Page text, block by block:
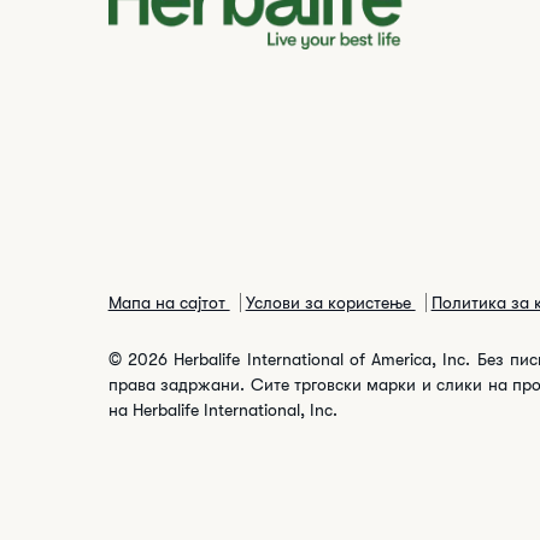
Мапа на сајтот Услови за користење Политика за
© 2026 Herbalife International of America, Inc. Без
права задржани. Сите трговски марки и слики на
на Herbalife International, Inc.